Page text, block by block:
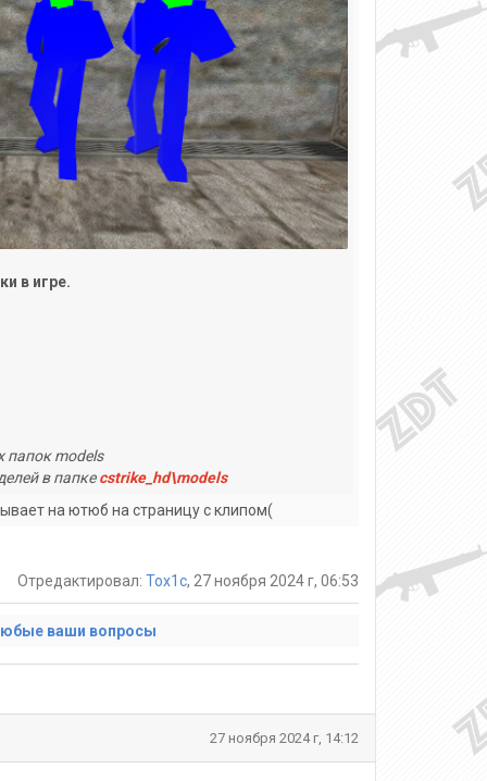
в игре.
папок models
в папкеcstrike_hd\models
на ютюб на страницу с клипом(
Отредактировал: Tox1c, 27 ноября 2024 г, 06:53
ваши вопросы
27 ноября 2024 г, 14:12